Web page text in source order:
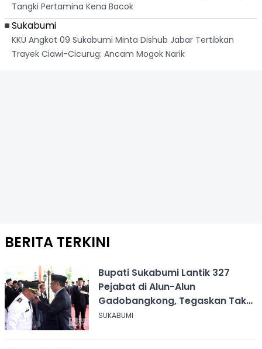
Tangki Pertamina Kena Bacok
Sukabumi
KKU Angkot 09 Sukabumi Minta Dishub Jabar Tertibkan
Trayek Ciawi-Cicurug: Ancam Mogok Narik
BERITA TERKINI
Bupati Sukabumi Lantik 327
Pejabat di Alun-Alun
Gadobangkong, Tegaskan Tak
Ada Jual Beli Jabatan
SUKABUMI